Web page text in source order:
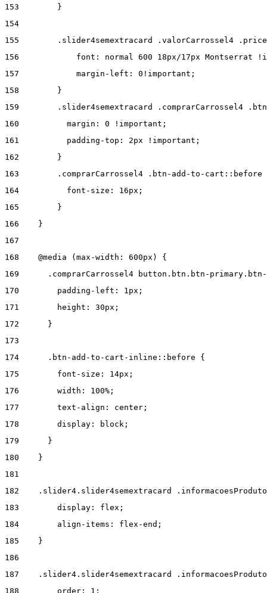
153
        }
154
155
.slider4semextracard .valorCarrossel4
156
font: normal 600 18px/17px Montserrat
157
            margin-left: 0!important;
158
        }
159
.slider4semextracard .comprarCarrossel4
160
          margin: 0 !important;
161
          padding-top: 2px !important;
162
        }
163
.comprarCarrossel4 .btn-add-to-
164
          font-size: 16px;
165
        }
166
    }
167
168
    @media (max-width: 600px) {
169
.comprarCarrossel4 button.btn.btn-
170
        padding-left: 1px;
171
        height: 30px;
172
      }
173
174
      .btn-add-to-cart-inline::before {
175
        font-size: 14px;
176
        width: 100%;
177
        text-align: center;
178
        display: block;
179
      }
180
    }
181
182
.slider4.slider4semextracard
183
        display: flex;
184
        align-items: flex-end;
185
    }
186
187
.slider4.slider4semextracard
188
        order: 1;